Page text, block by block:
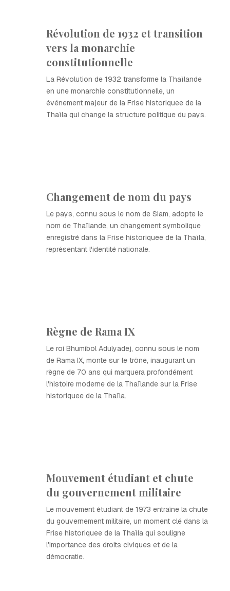
Révolution de 1932 et transition
vers la monarchie
constitutionnelle
La Révolution de 1932 transforme la Thaïlande
en une monarchie constitutionnelle, un
événement majeur de la Frise historiquee de la
Thaïla qui change la structure politique du pays.
Changement de nom du pays
Le pays, connu sous le nom de Siam, adopte le
nom de Thaïlande, un changement symbolique
enregistré dans la Frise historiquee de la Thaïla,
représentant l'identité nationale.
Règne de Rama IX
Le roi Bhumibol Adulyadej, connu sous le nom
de Rama IX, monte sur le trône, inaugurant un
règne de 70 ans qui marquera profondément
l'histoire moderne de la Thaïlande sur la Frise
historiquee de la Thaïla.
Mouvement étudiant et chute
du gouvernement militaire
Le mouvement étudiant de 1973 entraîne la chute
du gouvernement militaire, un moment clé dans la
Frise historiquee de la Thaïla qui souligne
l'importance des droits civiques et de la
démocratie.